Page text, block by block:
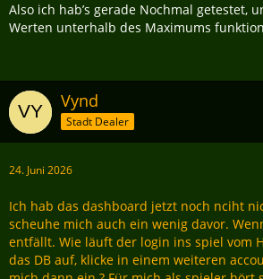
Also ich hab’s gerade Nochmal getestet,
Werten unterhalb des Maximums
Vynd
Stadt Dealer
24. Juni 2026
Ich hab das dashboard jetzt noch nciht
scheuhe mich auch ein wenig davor.
entfällt. Wie läuft der login ins spiel vom
das DB auf, klicke in einem weiteren